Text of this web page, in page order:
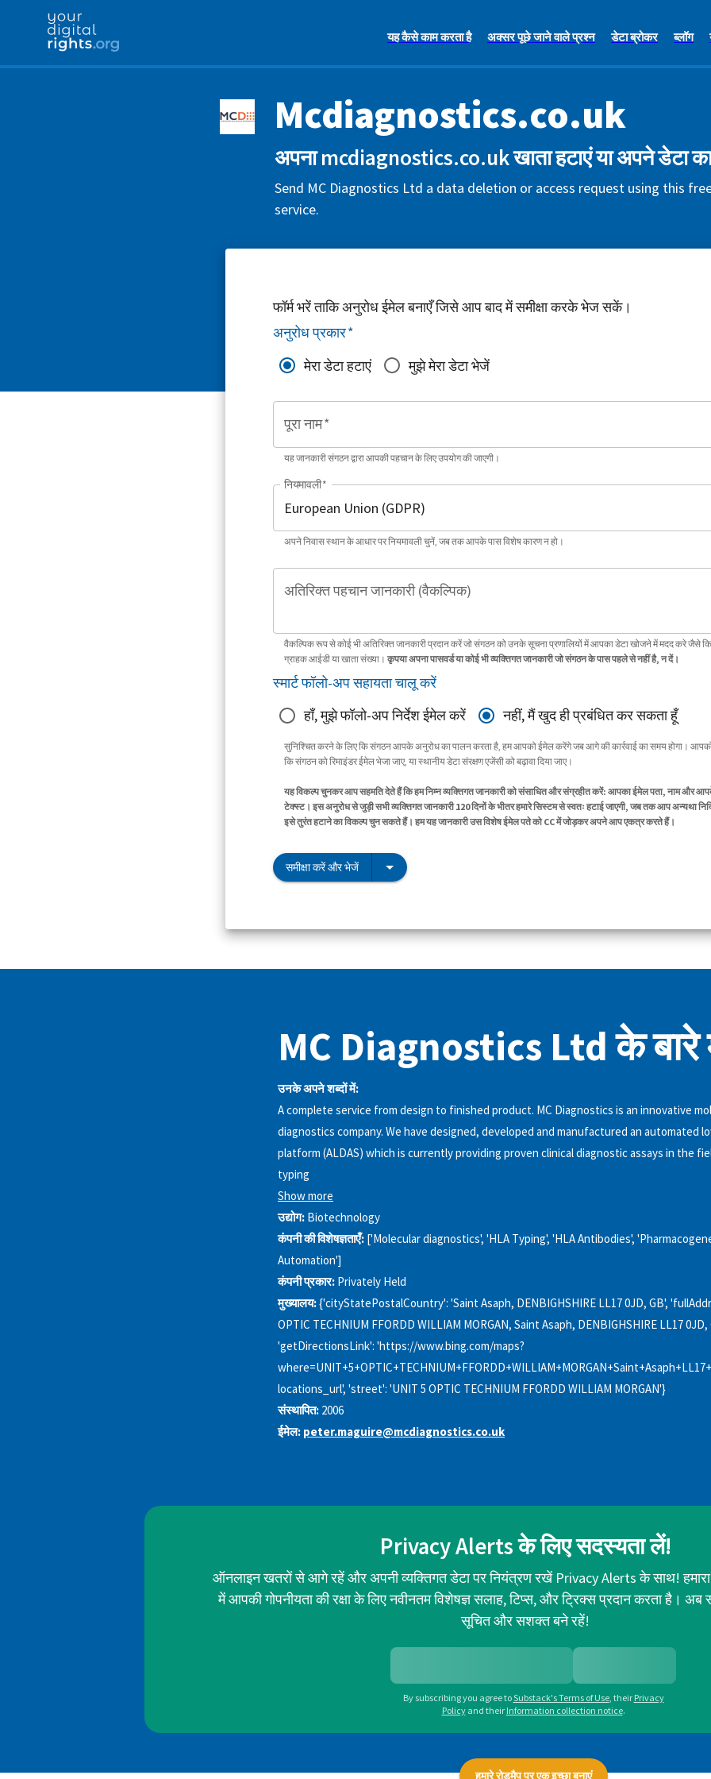
यह कैसे काम करता है अक्सर पूछे जाने वाले प्रश्न डेटा ब्रोकर ब्लॉग
Mcdiagnostics.co.uk
अपना mcdiagnostics.co.uk खाता हटाएं या अपने डेटा
Send MC Diagnostics Ltd a data deletion or access request using this
service.
फॉर्म भरें ताकि अनुरोध ईमेल बनाएँ जिसे आप बाद में समीक्षा करके भेज सकें।
अनुरोध प्रकार*
मेरा डेटा हटाएं
मुझे मेरा डेटा भेजें
पूरा नाम*
यह जानकारी संगठन द्वारा आपकी पहचान के लिए उपयोग की जाएगी।
नियमावली*
अपने निवास स्थान के आधार पर नियमावली चुनें, जब तक आपके पास विशेष कारण न हो।
अतिरिक्त पहचान जानकारी (वैकल्पिक)
वैकल्पिक रूप से कोई भी अतिरिक्त जानकारी प्रदान करें जो संगठन को उनके सूचना प्रणालियों में आपका डेटा खोजने में मदद करे जैसे कि
ग्राहक आईडी या खाता संख्या। कृपया अपना पासवर्ड या कोई भी व्यक्तिगत जानकारी जो संगठन के पास पहले से नहीं है, न दें।
स्मार्ट फॉलो-अप सहायता चालू करें
हाँ, मुझे फॉलो-अप निर्देश ईमेल करें
नहीं, मैं खुद ही प्रबंधित कर सकता हूँ
सुनिश्चित करने के लिए कि संगठन आपके अनुरोध का पालन करता है, हम आपको ईमेल करेंगे जब आगे की कार्रवाई का समय होगा। आपको
कि संगठन को रिमाइंडर ईमेल भेजा जाए, या स्थानीय डेटा संरक्षण एजेंसी को बढ़ावा दिया जाए।
यह विकल्प चुनकर आप सहमति देते हैं कि हम निम्न व्यक्तिगत जानकारी को संसाधित और संग्रहीत करें: आपका ईमेल पता, नाम और
टेक्स्ट। इस अनुरोध से जुड़ी सभी व्यक्तिगत जानकारी 120 दिनों के भीतर हमारे सिस्टम से स्वतः हटाई जाएगी, जब तक आप अन्यथा
इसे तुरंत हटाने का विकल्प चुन सकते हैं। हम यह जानकारी उस विशेष ईमेल पते को CC में जोड़कर अपने आप एकत्र करते हैं।
समीक्षा करें और भेजें
MC Diagnostics Ltd के बारे
उनके अपने शब्दों में:
A complete service from design to finished product. MC Diagnostics is an innovative
diagnostics company. We have designed, developed and manufactured an automated
platform (ALDAS) which is currently providing proven clinical diagnostic assays in the
typing
Show more
उद्योग: Biotechnology
कंपनी की विशेषज्ञताएँ: ['Molecular diagnostics', 'HLA Typing', 'HLA Antibodies',
Automation']
कंपनी प्रकार: Privately Held
मुख्यालय:{'cityStatePostalCountry': 'Saint Asaph, DENBIGHSHIRE LL17 0JD, GB',
OPTIC TECHNIUM FFORDD WILLIAM MORGAN, Saint Asaph, DENBIGHSHIRE LL17 0JD,
'getDirectionsLink': 'https://www.bing.com/maps?
locations_url', 'street': 'UNIT 5 OPTIC TECHNIUM FFORDD WILLIAM MORGAN'}
संस्थापित: 2006
ईमेल: peter.maguire@mcdiagnostics.co.uk
Privacy Alerts के लिए सदस्यता लें!
ऑनलाइन खतरों से आगे रहें और अपनी व्यक्तिगत डेटा पर नियंत्रण रखें Privacy Alerts के साथ!
में आपकी गोपनीयता की रक्षा के लिए नवीनतम विशेषज्ञ सलाह, टिप्स, और ट्रिक्स प्रदान करता है।
सूचित और सशक्त बने रहें!
By subscribing you agree toSubstack's Terms of Use, their Privacy
Policy and their Information collection notice.
हमारे रोडमैप पर एक इच्छा बनाएं